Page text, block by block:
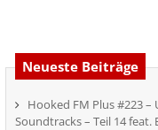
Neueste Beiträge
Hooked FM Plus #223 –
Soundtracks – Teil 14